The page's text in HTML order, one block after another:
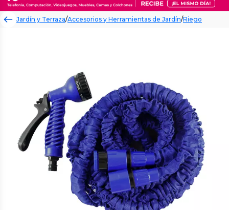
Jardín y Terraza/Accesorios y Herramientas de Jardín/Riego